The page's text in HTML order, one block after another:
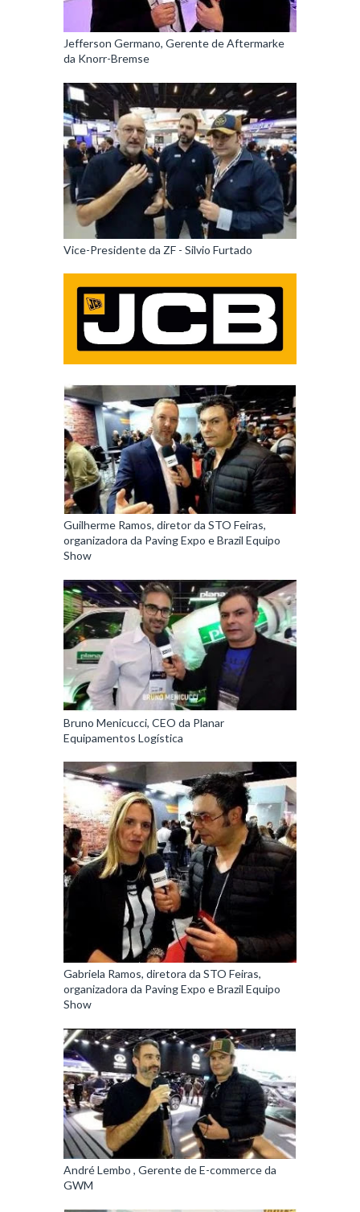
Jefferson Germano, Gerente de Aftermarke
da Knorr-Bremse
Vice-Presidente da ZF - Silvio Furtado
Guilherme Ramos, diretor da STO Feiras,
organizadora da Paving Expo e Brazil Equipo
Show
Bruno Menicucci, CEO da Planar
Equipamentos Logística
Gabriela Ramos, diretora da STO Feiras,
organizadora da Paving Expo e Brazil Equipo
Show
André Lembo , Gerente de E-commerce da
GWM